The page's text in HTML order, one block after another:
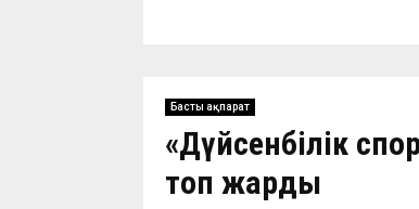
Басты ақпарат
«Дүйсенбілік
топ жарды